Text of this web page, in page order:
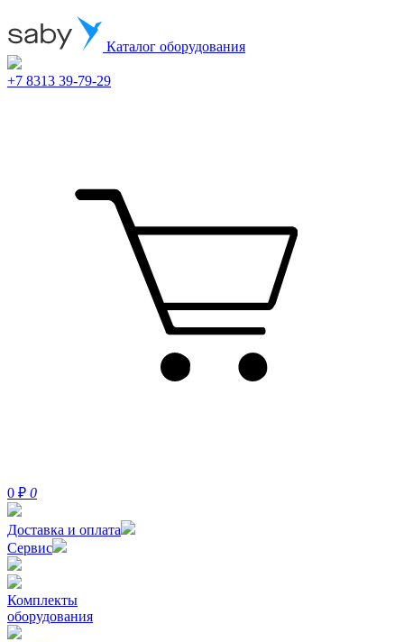
Каталог оборудования
+7 8313 39-79-29
0 ₽ 0
Доставка и оплата
Сервис
Комплекты
оборудования